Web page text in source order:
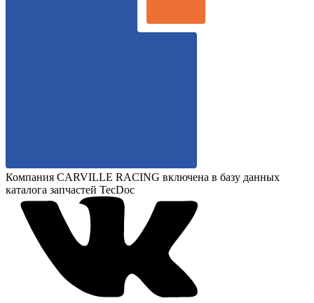
Компания CARVILLE RACING включена в базу данных
каталога запчастей TecDoc